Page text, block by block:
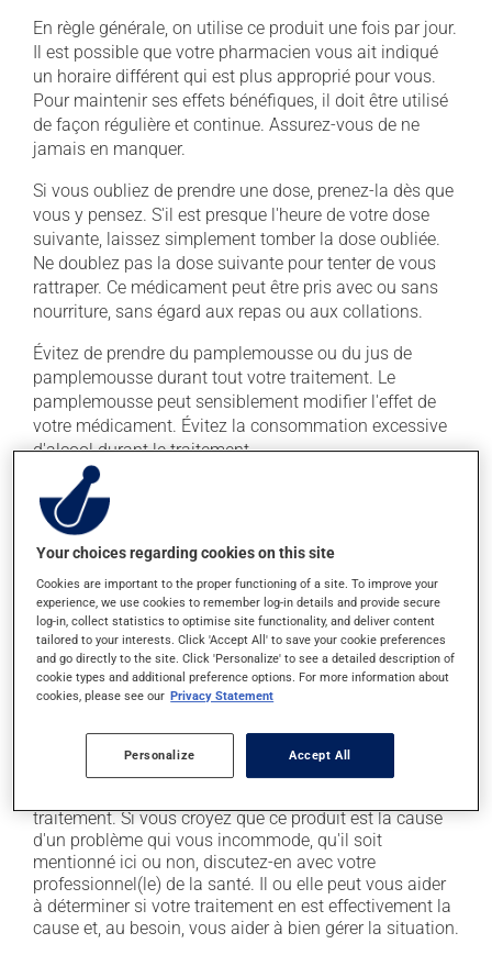
En règle générale, on utilise ce produit une fois par jour.
Il est possible que votre pharmacien vous ait indiqué
un horaire différent qui est plus approprié pour vous.
Pour maintenir ses effets bénéfiques, il doit être utilisé
de façon régulière et continue. Assurez-vous de ne
jamais en manquer.
Si vous oubliez de prendre une dose, prenez-la dès que
vous y pensez. S'il est presque l'heure de votre dose
suivante, laissez simplement tomber la dose oubliée.
Ne doublez pas la dose suivante pour tenter de vous
rattraper. Ce médicament peut être pris avec ou sans
nourriture, sans égard aux repas ou aux collations.
Évitez de prendre du pamplemousse ou du jus de
pamplemousse durant tout votre traitement. Le
pamplemousse peut sensiblement modifier l'effet de
votre médicament. Évitez la consommation excessive
d'alcool durant le traitement.
Effets indésirables
En plus de ses effets recherchés, ce produit peut à
l'occasion entraîner certains effets indésirables (effets
secondaires), notamment :
il peut causer des maux de tête;
il agit sur l'intestin et peut causer de la diarrhée ou
de la constipation, selon la sensibilité de chacun;
il peut causer des douleurs musculaires.
traitement. Si vous croyez que ce produit est la cause
d'un problème qui vous incommode, qu'il soit
mentionné ici ou non, discutez-en avec votre
professionnel(le) de la santé. Il ou elle peut vous aider
à déterminer si votre traitement en est effectivement la
cause et, au besoin, vous aider à bien gérer la situation.
Your choices regarding cookies on this site
Cookies are important to the proper functioning of a site. To improve your
experience, we use cookies to remember log-in details and provide secure
log-in, collect statistics to optimise site functionality, and deliver content
tailored to your interests. Click 'Accept All' to save your cookie preferences
and go directly to the site. Click 'Personalize' to see a detailed description of
cookie types and additional preference options. For more information about
cookies, please see our Privacy Statement
Personalize Accept All